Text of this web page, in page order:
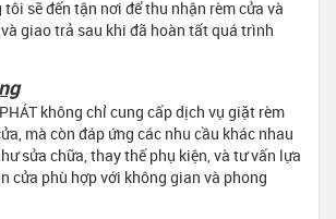
sẽ đến tận nơi để thu nhận rèm cửa và
giao trả sau khi đã hoàn tất quá trình
không chỉ cung cấp dịch vụ giặt rèm
mà còn đáp ứng các nhu cầu khác nhau
sửa chữa, thay thế phụ kiện, và tư vấn lựa
cửa phù hợp với không gian và phong